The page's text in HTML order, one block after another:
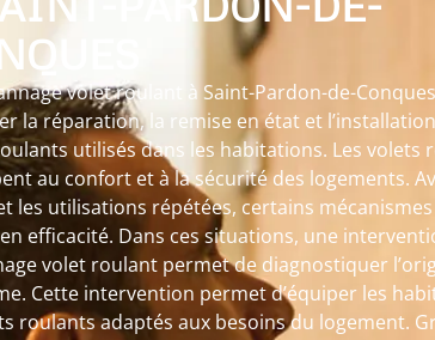
volet roulant à Saint-Pardon-de-
la réparation, la remise en état et
utilisés dans les habitations. Les volets
au confort et à la sécurité des logements.
les utilisations répétées, certains
efficacité. Dans ces situations, une
volet roulant permet de diagnostiquer
Cette intervention permet d’équiper les
roulants adaptés aux besoins du logement.